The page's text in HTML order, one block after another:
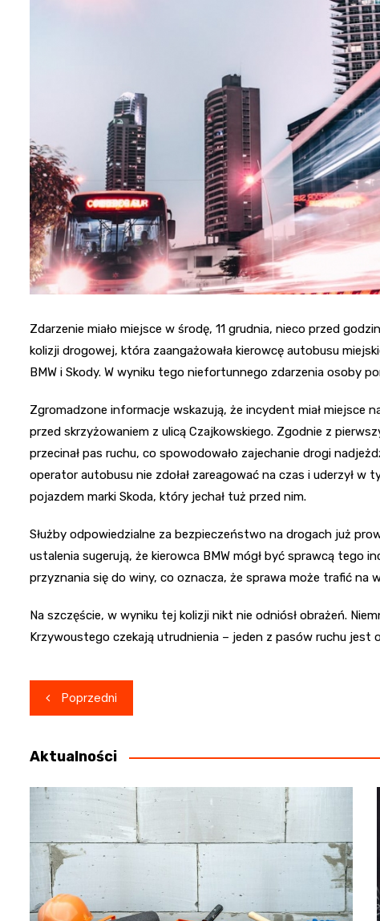
Zdarzenie miało miejsce w środę, 11 grudnia, nieco przed
kolizji drogowej, która zaangażowała kierowcę autobusu
BMW i Skody. W wyniku tego niefortunnego zdarzenia osoby
Zgromadzone informacje wskazują, że incydent miał miejsce
przed skrzyżowaniem z ulicą Czajkowskiego. Zgodnie z
przecinał pas ruchu, co spowodowało zajechanie drogi
operator autobusu nie zdołał zareagować na czas i uderzył w
pojazdem marki Skoda, który jechał tuż przed nim.
Służby odpowiedzialne za bezpieczeństwo na drogach już
ustalenia sugerują, że kierowca BMW mógł być sprawcą tego
przyznania się do winy, co oznacza, że sprawa może trafić na
Na szczęście, w wyniku tej kolizji nikt nie odniósł obrażeń.
Krzywoustego czekają utrudnienia – jeden z pasów ruchu jest
Nawigacja
wpisu
Poprzedni
Aktualności